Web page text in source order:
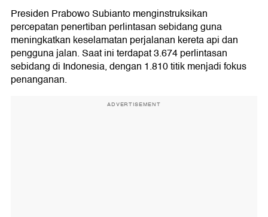
Presiden Prabowo Subianto menginstruksikan
percepatan penertiban perlintasan sebidang guna
meningkatkan keselamatan perjalanan kereta api dan
pengguna jalan. Saat ini terdapat 3.674 perlintasan
sebidang di Indonesia, dengan 1.810 titik menjadi fokus
penanganan.
ADVERTISEMENT